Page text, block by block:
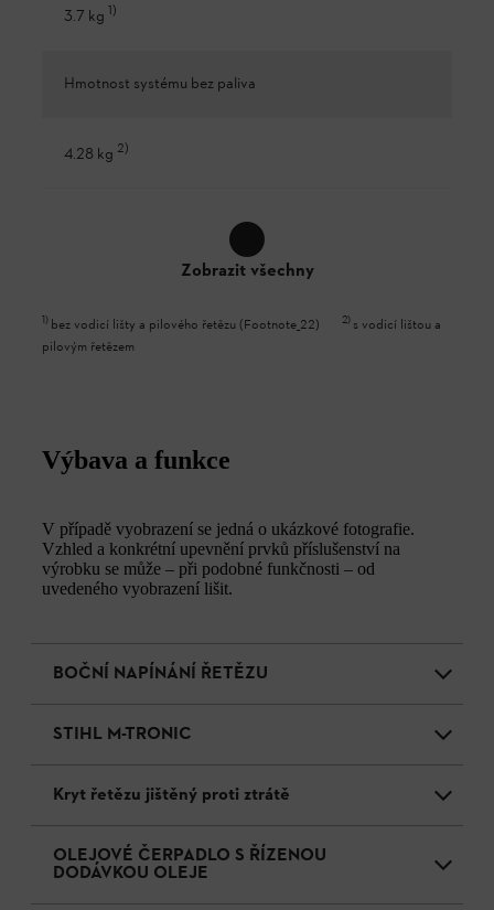
3.7 kg 1)
Hmotnost systému bez paliva
4.28 kg 2)
Zobrazit všechny
1) bez vodicí lišty a pilového řetězu (Footnote_22) 2) s vodicí lištou a
pilovým řetězem
Výbava a funkce
V případě vyobrazení se jedná o ukázkové fotografie.
Vzhled a konkrétní upevnění prvků příslušenství na
výrobku se může – při podobné funkčnosti – od
uvedeného vyobrazení lišit.
BOČNÍ NAPÍNÁNÍ ŘETĚZU
STIHL M-TRONIC
Kryt řetězu jištěný proti ztrátě
OLEJOVÉ ČERPADLO S ŘÍZENOU
DODÁVKOU OLEJE